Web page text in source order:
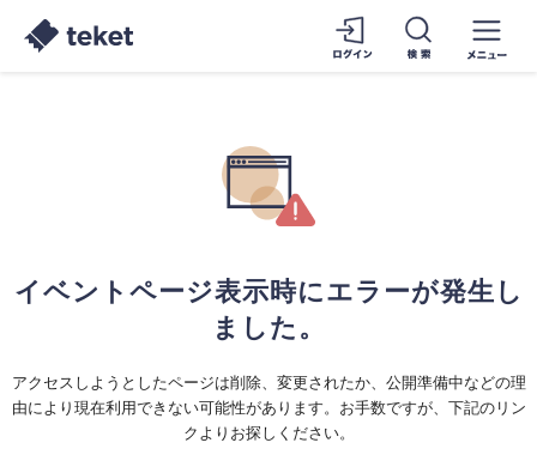
イベントページ表示時にエラーが発生し
ました。
アクセスしようとしたページは削除、変更されたか、公開準備中などの理
由により現在利用できない可能性があります。お手数ですが、下記のリン
クよりお探しください。